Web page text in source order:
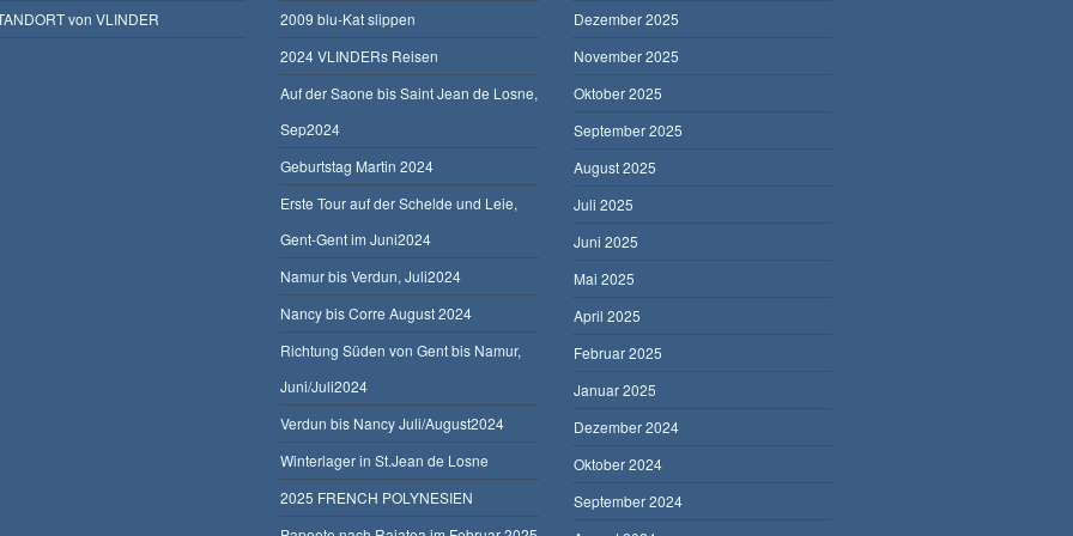
von VLINDER
2009 blu-Kat slippen
2024 VLINDERs Reisen
Auf der Saone bis Saint Jean de Losne,
Sep2024
Geburtstag Martin 2024
Erste Tour auf der Schelde und Leie,
Gent-Gent im Juni2024
Namur bis Verdun, Juli2024
Nancy bis Corre August 2024
Richtung Süden von Gent bis Namur,
Juni/Juli2024
Verdun bis Nancy Juli/August2024
Winterlager in St.Jean de Losne
2025 FRENCH POLYNESIEN
Dezember 2025
November 2025
Oktober 2025
September 2025
August 2025
Juli 2025
Juni 2025
Mai 2025
April 2025
Februar 2025
Januar 2025
Dezember 2024
Oktober 2024
September 2024